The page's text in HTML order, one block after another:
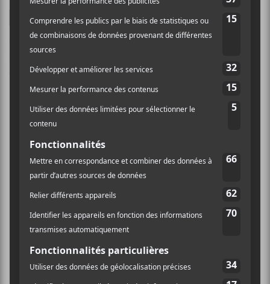
Ce site utilise Akismet pour réduire les indésirables.
savoir plus sur la façon dont les données de vos
commentaires sont traitées.
INSCRIPTION À L’INFOLETTRE
Ne manquez pas les dernières
nouvelles!